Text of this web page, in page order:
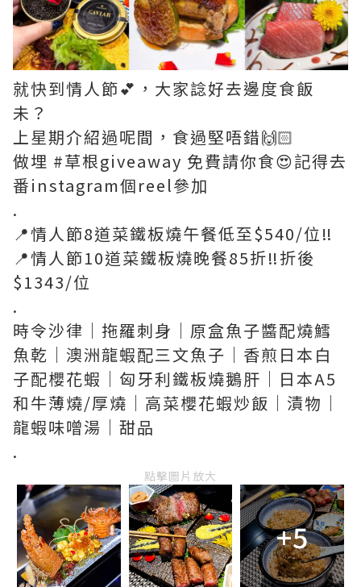
就快到情人節💕，大家諗好去邊度食飯
未？
上星期介紹過呢間，食過堅唔錯🙌🏻
做埋 #草根giveaway 免費請你食😍記得去
番instagram個reel參加
.
📍情人節8道菜鐵板燒午餐低至$540/位‼️
📍情人節10道菜鐵板燒晚餐85折‼️折後
$1343/位
.
時令沙律｜拖羅刺身｜原盒魚子醬配燒鱈
魚乾｜澳洲龍蝦配三文魚子｜香煎日本白
子配櫻花蝦｜匈牙利鐵板燒鵝肝｜日本A5
和牛薄燒/厚燒｜高菜櫻花蝦炒飯｜漬物｜
龍蝦味噌湯｜甜品
.
點擊圖片放大
+5